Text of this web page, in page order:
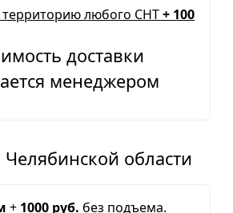
территорию любого СНТ+ 100
доставки
менеджером
области
+ 1000 руб. без подъема.